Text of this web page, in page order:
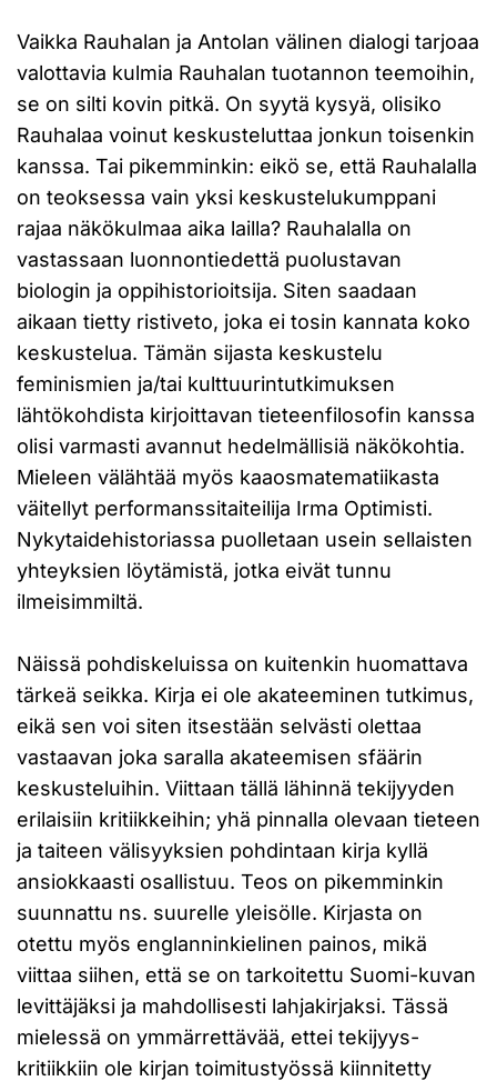
Vaikka Rauhalan ja Antolan välinen dialogi tarjoaa
valottavia kulmia Rauhalan tuotannon teemoihin,
se on silti kovin pitkä. On syytä kysyä, olisiko
Rauhalaa voinut keskusteluttaa jonkun toisenkin
kanssa. Tai pikemminkin: eikö se, että Rauhalalla
on teoksessa vain yksi keskustelukumppani
rajaa näkökulmaa aika lailla? Rauhalalla on
vastassaan luonnontiedettä puolustavan
biologin ja oppihistorioitsija. Siten saadaan
aikaan tietty ristiveto, joka ei tosin kannata koko
keskustelua. Tämän sijasta keskustelu
feminismien ja/tai kulttuurintutkimuksen
lähtökohdista kirjoittavan tieteenfilosofin kanssa
olisi varmasti avannut hedelmällisiä näkökohtia.
Mieleen välähtää myös kaaosmatematiikasta
väitellyt performanssitaiteilija Irma Optimisti.
Nykytaidehistoriassa puolletaan usein sellaisten
yhteyksien löytämistä, jotka eivät tunnu
ilmeisimmiltä.
Näissä pohdiskeluissa on kuitenkin huomattava
tärkeä seikka. Kirja ei ole akateeminen tutkimus,
eikä sen voi siten itsestään selvästi olettaa
vastaavan joka saralla akateemisen sfäärin
keskusteluihin. Viittaan tällä lähinnä tekijyyden
erilaisiin kritiikkeihin; yhä pinnalla olevaan tieteen
ja taiteen välisyyksien pohdintaan kirja kyllä
ansiokkaasti osallistuu. Teos on pikemminkin
suunnattu ns. suurelle yleisölle. Kirjasta on
otettu myös englanninkielinen painos, mikä
viittaa siihen, että se on tarkoitettu Suomi-kuvan
levittäjäksi ja mahdollisesti lahjakirjaksi. Tässä
mielessä on ymmärrettävää, ettei tekijyys-
kritiikkiin ole kirjan toimitustyössä kiinnitetty